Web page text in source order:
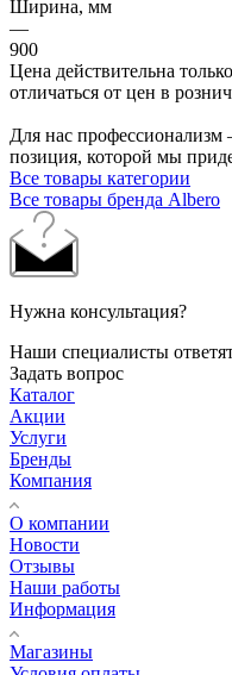
Ширина, мм
—
900
Цена действительна
отличаться от цен в
Для нас профессионализм
позиция, которой мы
Все товары категории
Все товары бренда Albero
Нужна консультация?
Наши специалисты
Задать вопрос
Каталог
Акции
Услуги
Бренды
Компания
О компании
Новости
Отзывы
Наши работы
Информация
Магазины